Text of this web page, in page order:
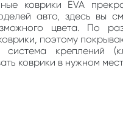
коврики EVA
авто, здесь вы
цвета. По
поэтому
креплений
коврики в нужном